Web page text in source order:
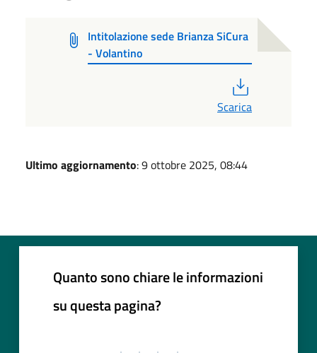
Intitolazione sede Brianza SiCura
- Volantino
Scarica
Ultimo aggiornamento: 9 ottobre 2025, 08:44
Quanto sono chiare le informazioni
su questa pagina?